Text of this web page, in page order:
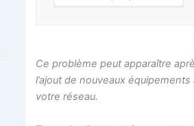
Ce problème peut apparaître
l’ajout de nouveaux équipements
votre réseau.